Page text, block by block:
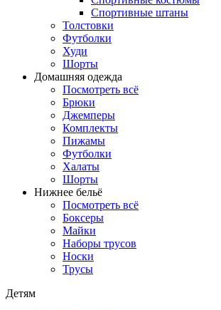
Спортивные штаны
Толстовки
Футболки
Худи
Шорты
Домашняя одежда
Посмотреть всё
Брюки
Джемперы
Комплекты
Пижамы
Футболки
Халаты
Шорты
Нижнее бельё
Посмотреть всё
Боксеры
Майки
Наборы трусов
Носки
Трусы
Детям